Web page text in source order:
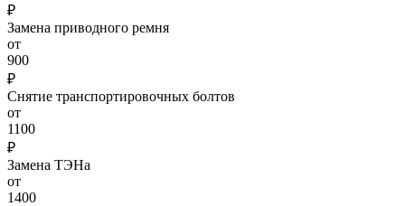
₽
Замена приводного ремня
от
900
₽
Снятие транспортировочных болтов
от
1100
₽
Замена ТЭНа
от
1400